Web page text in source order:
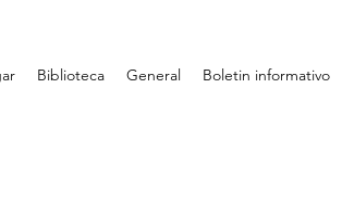
Biblioteca General Boletin informativo